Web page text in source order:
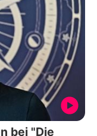
bei "Die